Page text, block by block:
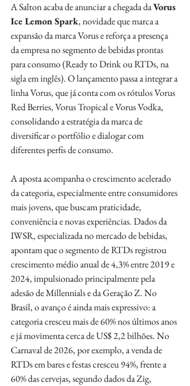
A Salton acaba de anunciar a chegada da Vorus
Ice Lemon Spark, novidade que marca a
expansão da marca Vorus e reforça a presença
da empresa no segmento de bebidas prontas
para consumo (Ready to Drink ou RTDs, na
sigla em inglês). O lançamento passa a integrar a
linha Vorus, que já conta com os rótulos Vorus
Red Berries, Vorus Tropical e Vorus Vodka,
consolidando a estratégia da marca de
diversificar o portfólio e dialogar com
diferentes perfis de consumo.
A aposta acompanha o crescimento acelerado
da categoria, especialmente entre consumidores
mais jovens, que buscam praticidade,
conveniência e novas experiências. Dados da
IWSR, especializada no mercado de bebidas,
apontam que o segmento de RTDs registrou
crescimento médio anual de 4,3% entre 2019 e
2024, impulsionado principalmente pela
adesão de Millennials e da Geração Z. No
Brasil, o avanço é ainda mais expressivo: a
categoria cresceu mais de 60% nos últimos anos
e já movimenta cerca de US$ 2,2 bilhões. No
Carnaval de 2026, por exemplo, a venda de
RTDs em bares e festas cresceu 94%, frente a
60% das cervejas, segundo dados da Zig,